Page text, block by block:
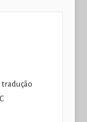
tradução